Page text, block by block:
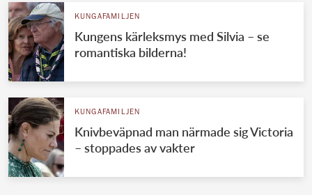
KUNGAFAMILJEN
Kungens kärleksmys med Silvia – se
romantiska bilderna!
KUNGAFAMILJEN
Knivbeväpnad man närmade sig Victoria
– stoppades av vakter